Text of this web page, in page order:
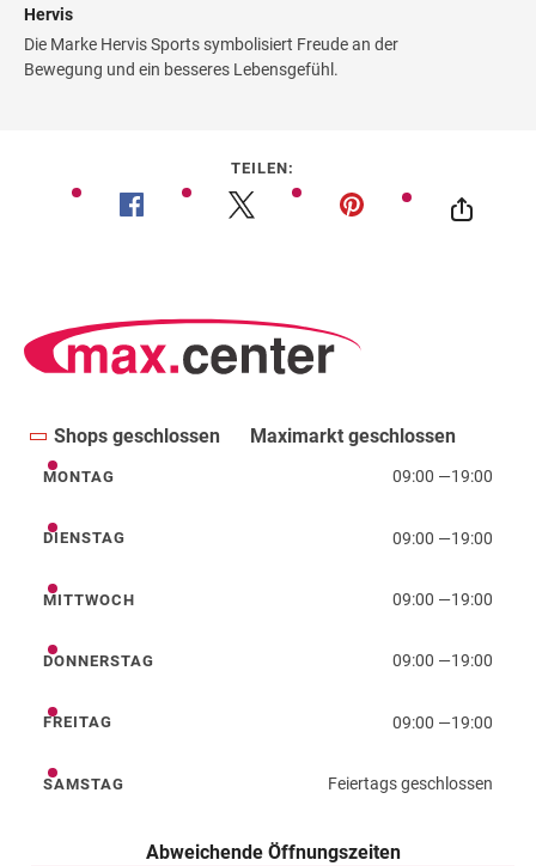
Hervis
Die Marke Hervis Sports symbolisiert Freude an der
Bewegung und ein besseres Lebensgefühl.
TEILEN:
Shops geschlossen Maximarkt geschlossen
Montag
MONTAG 09:00 —19:00
Dienstag
DIENSTAG 09:00 —19:00
Mittwoch
MITTWOCH 09:00 —19:00
Donnerstag
DONNERSTAG 09:00 —19:00
Freitag
FREITAG 09:00 —19:00
Samstag
SAMSTAG Feiertags geschlossen
Abweichende Öffnungszeiten